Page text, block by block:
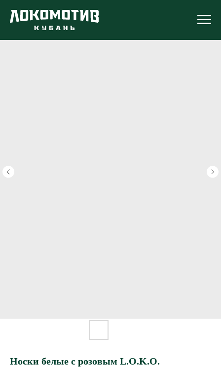
Носки белые с розовым L.O.K.O.